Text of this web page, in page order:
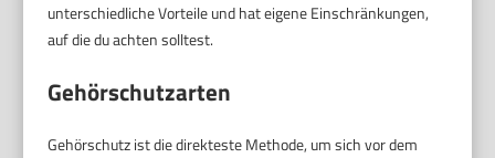
unterschiedliche Vorteile und hat eigene Einschränkungen,
auf die du achten solltest.
Gehörschutzarten
Gehörschutz ist die direkteste Methode, um sich vor dem